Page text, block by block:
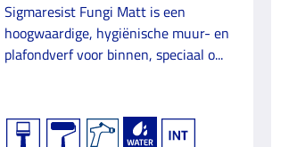
Sigmaresist Fungi Matt is een
hoogwaardige, hygiënische muur- en
plafondverf voor binnen, speciaal o...